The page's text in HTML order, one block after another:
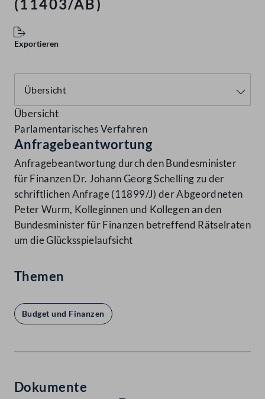
(11403/AB)
Exportieren
Übersicht
Parlamentarisches Verfahren
Anfragebeantwortung
Anfragebeantwortung durch den Bundesminister
für Finanzen Dr. Johann Georg Schelling zu der
schriftlichen Anfrage (11899/J) der Abgeordneten
Peter Wurm, Kolleginnen und Kollegen an den
Bundesminister für Finanzen betreffend Rätselraten
um die Glücksspielaufsicht
Themen
Budget und Finanzen
Dokumente